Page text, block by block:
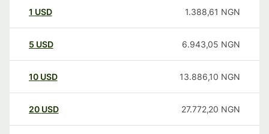
1 USD 1.388,61 NGN
5 USD 6.943,05 NGN
10 USD 13.886,10 NGN
20 USD 27.772,20 NGN